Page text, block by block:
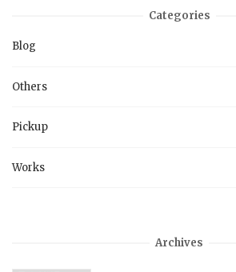
Categories
Blog
Others
Pickup
Works
Archives